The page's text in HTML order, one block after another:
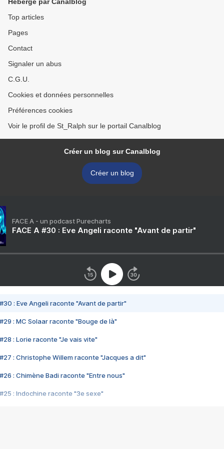
Top articles
Pages
Contact
Signaler un abus
C.G.U.
Cookies et données personnelles
Préférences cookies
Voir le profil de St_Ralph sur le portail Canalblog
Créer un blog sur Canalblog
Créer un blog
FACE A - un podcast Purecharts
FACE A #30 : Eve Angeli raconte "Avant de partir"
#30 : Eve Angeli raconte "Avant de partir"
#29 : MC Solaar raconte "Bouge de là"
#28 : Lorie raconte "Je vais vite"
#27 : Christophe Willem raconte "Jacques a dit"
#26 : Chimène Badi raconte "Entre nous"
#25 : Indochine raconte "3e sexe"